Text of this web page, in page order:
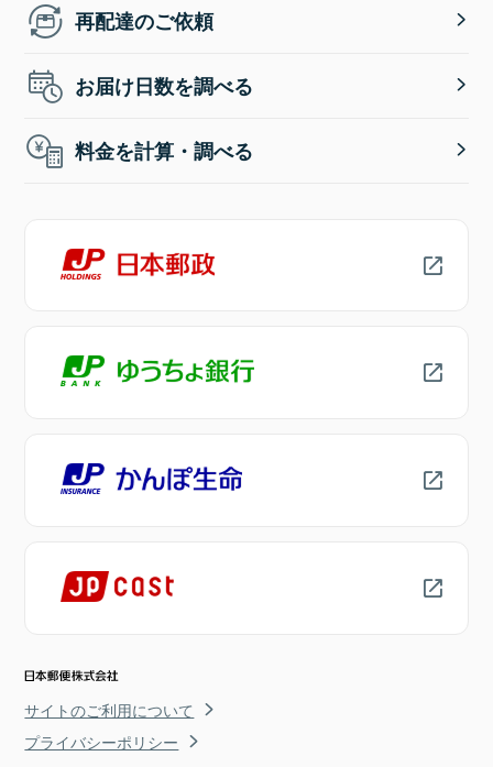
再配達のご依頼
お届け日数を調べる
料金を計算・調べる
サイトのご利用について
プライバシーポリシー